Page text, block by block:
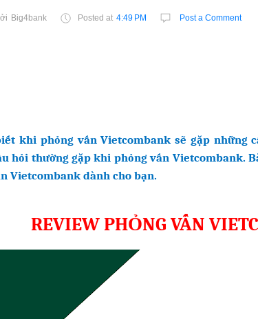
Big4bank Posted at 4:49 PM Post a Comment
khi phỏng vấn Vietcombank sẽ gặp những
hỏi thường gặp khi phỏng vấn Vietcombank.
Vietcombank dành cho bạn.
REVIEW PHỎNG VẤN